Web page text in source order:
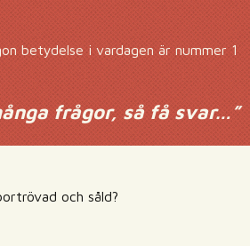
betydelse i vardagen är nummer 1
frågor, så få svar…”
och såld?